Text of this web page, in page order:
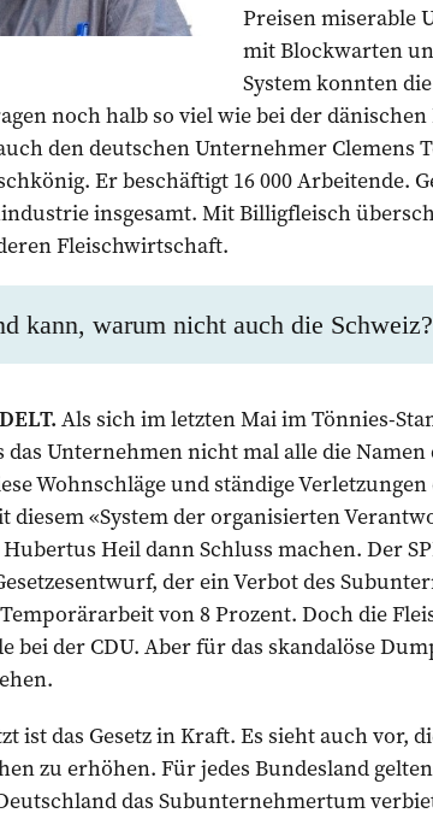
Preisen miserable
mit Blockwarten
System konnten
noch halb so viel wie bei der
den deutschen Unternehmer Clemens
Er beschäftigt 16 000 Arbeitende.
insgesamt. Mit ­Billigfleisch
Fleischwirtschaft.
kann, warum nicht auch die Schweiz?
Als sich im letzten Mai im Tönnies-
das Unternehmen nicht mal alle die
Wohnschläge und ständige
diesem «System der organisierten
Heil dann Schluss machen. Der
der ein Verbot des
von 8 Prozent. Doch die
bei der CDU. Aber für das skandalöse
ist das Gesetz in Kraft. Es sieht auch vor,
zu erhöhen. Für jedes Bundesland
das Subunternehmertum